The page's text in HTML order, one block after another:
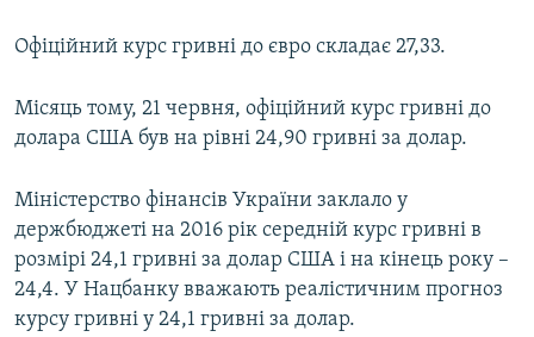
ВІДЕОУРОКИ «ELIFBE»
СВІДЧЕННЯ ОКУПАЦІЇ
УКРАЇНСЬКА ПРОБЛЕМА КРИМУ
ІНФОГРАФІКА
ЯК ОБІЙТИ БЛОКУВАННЯ
Русский
ДОЛУЧАЙСЯ!
Офіційний курс гривні до євро складає 27,33.
Місяць тому, 21 червня, офіційний курс гривні до
долара США був на рівні 24,90 гривні за долар.
Міністерство фінансів України заклало у
держбюджеті на 2016 рік середній курс гривні в
розмірі 24,1 гривні за долар США і на кінець року –
24,4. У Нацбанку вважають реалістичним прогноз
курсу гривні у 24,1 гривні за долар.